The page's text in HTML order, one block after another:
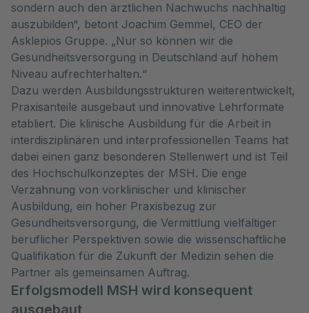
sondern auch den ärztlichen Nachwuchs nachhaltig
auszubilden“, betont Joachim Gemmel, CEO der
Asklepios Gruppe. „Nur so können wir die
Gesundheitsversorgung in Deutschland auf hohem
Niveau aufrechterhalten.“
Dazu werden Ausbildungsstrukturen weiterentwickelt,
Praxisanteile ausgebaut und innovative Lehrformate
etabliert. Die klinische Ausbildung für die Arbeit in
interdisziplinären und interprofessionellen Teams hat
dabei einen ganz besonderen Stellenwert und ist Teil
des Hochschulkonzeptes der MSH. Die enge
Verzahnung von vorklinischer und klinischer
Ausbildung, ein hoher Praxisbezug zur
Gesundheitsversorgung, die Vermittlung vielfältiger
beruflicher Perspektiven sowie die wissenschaftliche
Qualifikation für die Zukunft der Medizin sehen die
Partner als gemeinsamen Auftrag.
Erfolgsmodell MSH wird konsequent
ausgebaut